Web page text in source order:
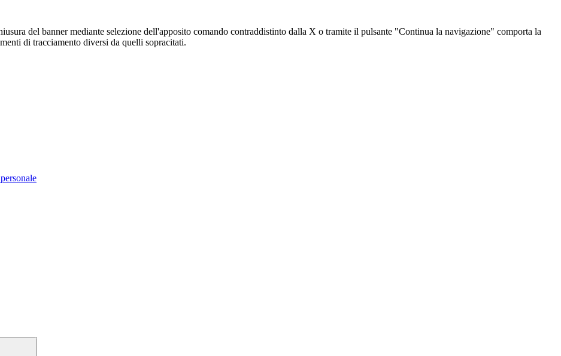
del banner mediante selezione dell'apposito comando contraddistinto dalla X o tramite il pulsante "Continua la navigazione" comporta la
di tracciamento diversi da quelli sopracitati.